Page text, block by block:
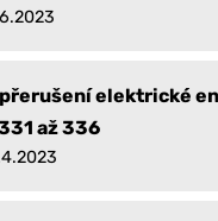
elektrické
až 336